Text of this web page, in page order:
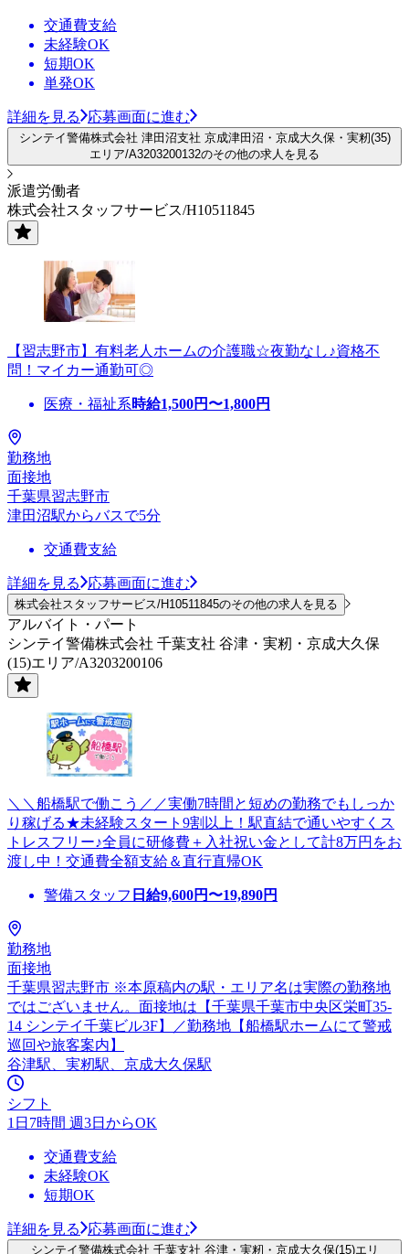
交通費支給
未経験OK
短期OK
単発OK
詳細を見る 応募画面に進む
シンテイ警備株式会社 津田沼支社 京成津田沼・京成大久保・実籾(35)
エリア/A3203200132のその他の求人を見る
派遣労働者
株式会社スタッフサービス/H10511845
【習志野市】有料老人ホームの介護職☆夜勤なし♪資格不
問！マイカー通勤可◎
医療・福祉系時給1,500円〜1,800円
勤務地
面接地
千葉県習志野市
津田沼駅からバスで5分
交通費支給
詳細を見る 応募画面に進む
株式会社スタッフサービス/H10511845のその他の求人を見る
アルバイト・パート
シンテイ警備株式会社 千葉支社 谷津・実籾・京成大久保
(15)エリア/A3203200106
＼＼船橋駅で働こう／／実働7時間と短めの勤務でもしっか
り稼げる★未経験スタート9割以上！駅直結で通いやすくス
トレスフリー♪全員に研修費＋入社祝い金として計8万円をお
渡し中！交通費全額支給＆直行直帰OK
警備スタッフ 日給9,600円〜19,890円
勤務地
面接地
千葉県習志野市 ※本原稿内の駅・エリア名は実際の勤務地
ではございません。面接地は【千葉県千葉市中央区栄町35-
14 シンテイ千葉ビル3F】／勤務地【船橋駅ホームにて警戒
巡回や旅客案内】
谷津駅、実籾駅、京成大久保駅
シフト
1日7時間 週3日からOK
交通費支給
未経験OK
短期OK
詳細を見る 応募画面に進む
シンテイ警備株式会社 千葉支社 谷津・実籾・京成大久保(15)エリ